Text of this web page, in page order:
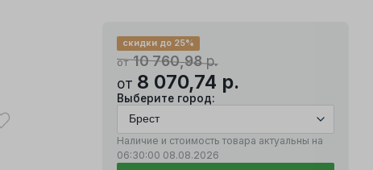
от10 760,98р.
скидки до 25%
от 8 070,74 р.
Выберите город:
Наличие и стоимость товара актуальны на
06:30:00 08.08.2026